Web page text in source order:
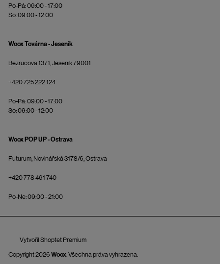
Po-Pá: 09:00 - 17:00
So: 09:00 - 12:00
Woox Továrna - Jeseník
Bezručova 1371, Jeseník 79001
+420 725 222 124
Po-Pá: 09:00 - 17:00
So: 09:00 - 12:00
Woox POP UP - Ostrava
Futurum, Novinářská 3178/6, Ostrava
+420 778 491 740
Po-Ne: 09:00 - 21:00
Vytvořil Shoptet Premium
Copyright 2026 Woox. Všechna práva vyhrazena.